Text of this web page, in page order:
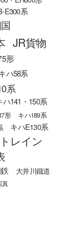
E300系
JR貨物
形
ハ58系
系
ハ141・150系
形
キハ189系
キハE130系
レイン
大井川鐵道
真